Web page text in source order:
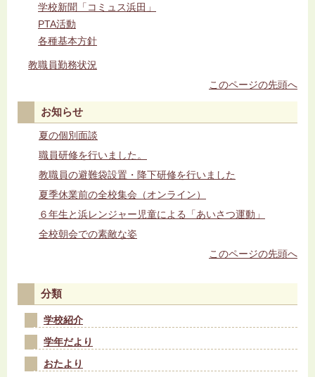
学校新聞「コミュス浜田」
PTA活動
各種基本方針
教職員勤務状況
このページの先頭へ
お知らせ
夏の個別面談
職員研修を行いました。
教職員の避難袋設置・降下研修を行いました
夏季休業前の全校集会（オンライン）
６年生と浜レンジャー児童による「あいさつ運動」
全校朝会での素敵な姿
このページの先頭へ
分類
学校紹介
学年だより
おたより